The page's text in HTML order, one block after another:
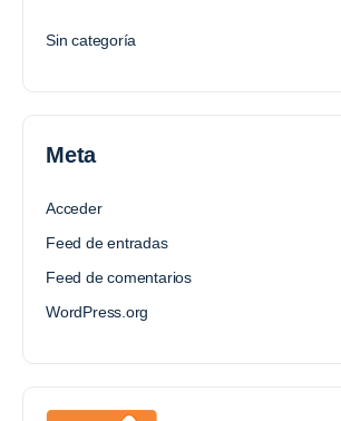
Sin categoría
Meta
Acceder
Feed de entradas
Feed de comentarios
WordPress.org